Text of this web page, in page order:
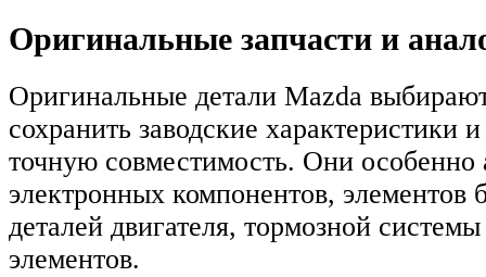
Оригинальные запчасти и
Оригинальные детали Mazda
сохранить заводские характеристики
точную совместимость. Они особенно
электронных компонентов, элементов
деталей двигателя, тормозной
элементов.